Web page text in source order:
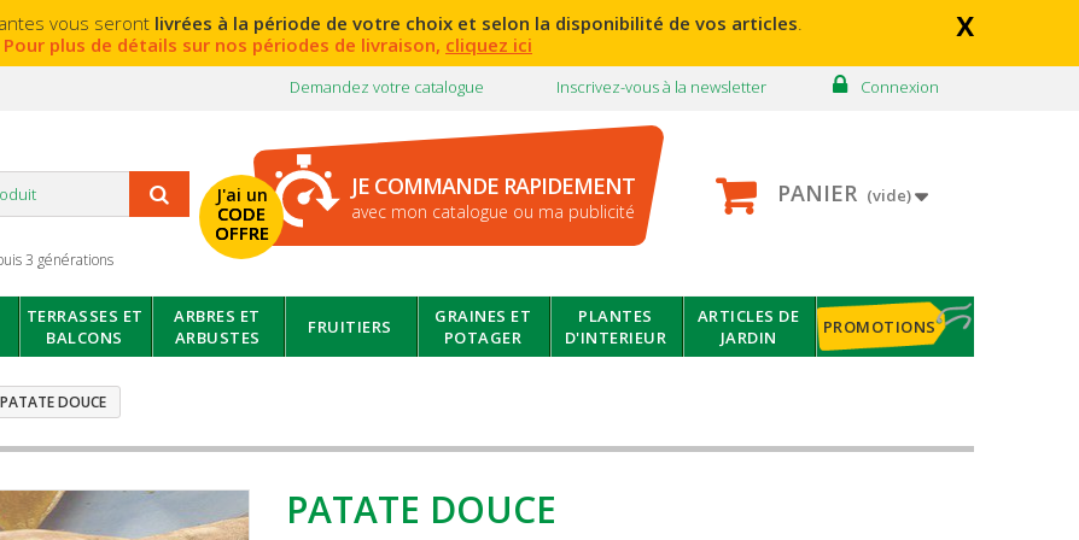
x
vous seront livrées à la période de votre choix et selon la disponibilité de vos articles.
Pour plus de détails sur nos périodes de livraison, cliquez ici
Connexion
Inscrivez-vous à la newsletter
Demandez votre catalogue
3 générations
J'ai un
CODE
OFFRE
JE COMMANDE RAPIDEMENT
avec mon catalogue ou ma publicité
PANIER (vide)
TERRASSES ET
BALCONS
ARBRES ET
ARBUSTES
FRUITIERS
GRAINES ET
POTAGER
PLANTES
D'INTERIEUR
ARTICLES DE
JARDIN
PROMOTIONS
PATATE DOUCE
PATATE DOUCE